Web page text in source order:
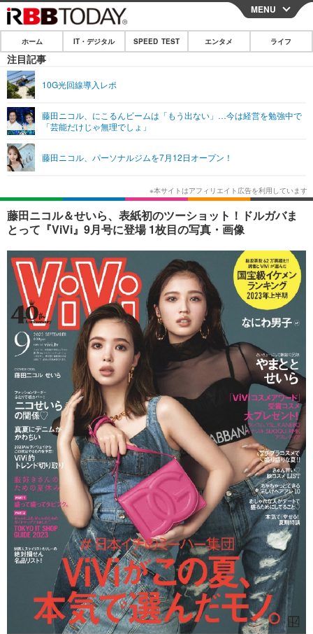
CLOSE
ホーム
IT・デジタル
ネタ
ショッピング その他
SPEED TEST
エンタメ
エンタメTOP 映画・ドラマ
韓国・芸能
音楽 スポーツ
ショッピング その他
ライフ
ライフTOP グルメ
ペット ショッピング
その他
リリース一覧
プッシュ通知の停止方法
MENU
ホーム IT・デジタル SPEED TEST エンタメ ライフ
注目記事
10G光回線導入レポ
藤田ニコル、にこるんビームは「もう出ない」…今は経営を勉強中で
「芸能だけじゃ無理でしょ」
藤田ニコル、パーソナルジムを7月12日オープン！
藤田ニコル＆せいら、表紙初のツーショット！ドルガバま
とって『ViVi』9月号に登場 1枚目の写真・画像